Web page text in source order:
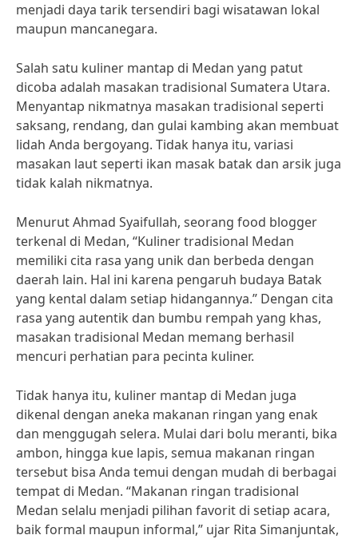
menjadi daya tarik tersendiri bagi wisatawan lokal
maupun mancanegara.
Salah satu kuliner mantap di Medan yang patut
dicoba adalah masakan tradisional Sumatera Utara.
Menyantap nikmatnya masakan tradisional seperti
saksang, rendang, dan gulai kambing akan membuat
lidah Anda bergoyang. Tidak hanya itu, variasi
masakan laut seperti ikan masak batak dan arsik juga
tidak kalah nikmatnya.
Menurut Ahmad Syaifullah, seorang food blogger
terkenal di Medan, “Kuliner tradisional Medan
memiliki cita rasa yang unik dan berbeda dengan
daerah lain. Hal ini karena pengaruh budaya Batak
yang kental dalam setiap hidangannya.” Dengan cita
rasa yang autentik dan bumbu rempah yang khas,
masakan tradisional Medan memang berhasil
mencuri perhatian para pecinta kuliner.
Tidak hanya itu, kuliner mantap di Medan juga
dikenal dengan aneka makanan ringan yang enak
dan menggugah selera. Mulai dari bolu meranti, bika
ambon, hingga kue lapis, semua makanan ringan
tersebut bisa Anda temui dengan mudah di berbagai
tempat di Medan. “Makanan ringan tradisional
Medan selalu menjadi pilihan favorit di setiap acara,
baik formal maupun informal,” ujar Rita Simanjuntak,